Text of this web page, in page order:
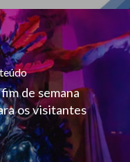
de semana
os visitantes